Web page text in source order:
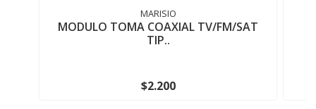
MARISIO
MODULO TOMA COAXIAL TV/FM/SAT
TIP..
$2.200